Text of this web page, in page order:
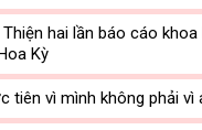
hai lần báo cáo
Kỳ
tiên vì mình không phải vì